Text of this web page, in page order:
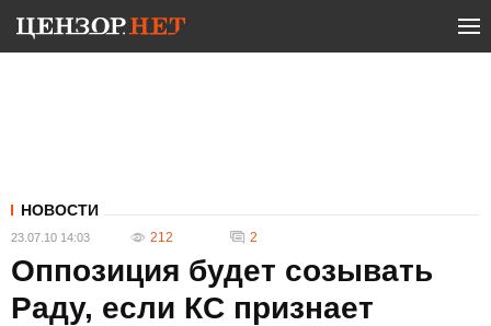
НОВОСТИ
23.07.10 14:03 212 2
Оппозиция будет созывать
Раду, если КС признает